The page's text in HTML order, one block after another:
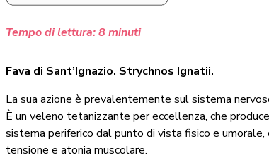
Tempo di lettura:8minuti
Fava di Sant’Ignazio. Strychnos Ignatii.
La sua azione è prevalentemente sul sistema
È un veleno tetanizzante per eccellenza, che
sistema periferico dal punto di vista fisico e
tensione e atonia muscolare.